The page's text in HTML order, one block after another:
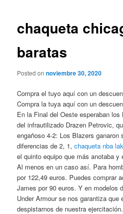
chaqueta
baratas
Posted onnoviembre 30, 2020
Compra el tuyo aquí con un
Compra la tuya aquí con un
En la Final del Oeste esperaban
del infrautilizado Drazen Petrovic,
engañoso 4-2: Los Blazers ganaron
diferencias de 2, 1,chaqueta nba
el quinto equipo que más anotaba
Al menos en un caso así. Para
por 122,49 euros. Puedes comprar
James por 90 euros. Y en modelos
Under Armour se nos garantiza que
despistarnos de nuestra ejercitación.